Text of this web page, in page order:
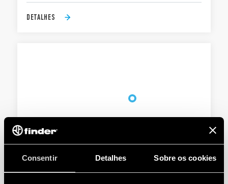
Consentir Detalhes Sobre os cookies
DETALHES
TIPO 18.5K - SENSOR DE MOVIMENTO E
PRESENÇA KNX